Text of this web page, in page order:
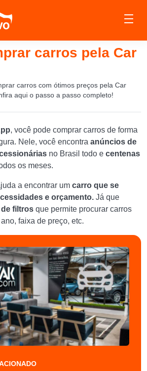
carros pela Car
carros com ótimos preços pela Car
aqui o passo a passo completo!
, você pode comprar carros de forma
Nele, você encontra anúncios de
no Brasil todo e centenas
os meses.
a encontrar um carro que se
e orçamento. Já que
filtros que permite procurar carros
faixa de preço, etc.